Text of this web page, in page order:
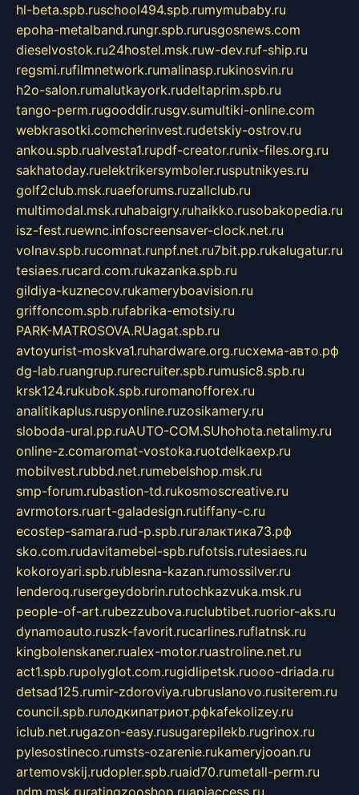
hl-beta.spb.ruschool494.spb.rumymubaby.ru
epoha-metalband.rungr.spb.rurusgosnews.com
dieselvostok.ru24hostel.msk.ruw-dev.ruf-ship.ru
regsmi.rufilmnetwork.rumalinasp.rukinosvin.ru
h2o-salon.rumalutkayork.rudeltaprim.spb.ru
tango-perm.rugooddir.rusgv.sumultiki-online.com
webkrasotki.comcherinvest.rudetskiy-ostrov.ru
ankou.spb.rualvesta1.rupdf-creator.runix-files.org.ru
sakhatoday.ruelektrikersymboler.rusputnikyes.ru
golf2club.msk.ruaeforums.ruzallclub.ru
multimodal.msk.ruhabaigry.ruhaikko.rusobakopedia.ru
isz-fest.ruewnc.infoscreensaver-clock.net.ru
volnav.spb.rucomnat.runpf.net.ru7bit.pp.rukalugatur.ru
tesiaes.rucard.com.rukazanka.spb.ru
gildiya-kuznecov.rukameryboavision.ru
griffoncom.spb.rufabrika-emotsiy.ru
PARK-MATROSOVA.RUagat.spb.ru
avtoyurist-moskva1.ruhardware.org.ruсхема-авто.рф
dg-lab.ruangrup.rurecruiter.spb.rumusic8.spb.ru
krsk124.rukubok.spb.ruromanofforex.ru
analitikaplus.ruspyonline.ruzosikamery.ru
sloboda-ural.pp.ruAUTO-COM.SUhohota.netalimy.ru
online-z.comaromat-vostoka.ruotdelkaexp.ru
mobilvest.rubbd.net.rumebelshop.msk.ru
smp-forum.rubastion-td.rukosmoscreative.ru
avrmotors.ruart-galadesign.rutiffany-c.ru
ecostep-samara.rud-p.spb.ruгалактика73.рф
sko.com.rudavitamebel-spb.rufotsis.rutesiaes.ru
kokoroyari.spb.rublesna-kazan.rumossilver.ru
lenderoq.rusergeydobrin.rutochkazvuka.msk.ru
people-of-art.rubezzubova.ruclubtibet.ruorior-aks.ru
dynamoauto.ruszk-favorit.rucarlines.ruflatnsk.ru
kingbolenskaner.rualex-motor.ruastroline.net.ru
act1.spb.rupolyglot.com.rugidlipetsk.ruooo-driada.ru
detsad125.rumir-zdoroviya.rubruslanovo.rusiterem.ru
council.spb.ruлодкипатриот.рфkafekolizey.ru
iclub.net.rugazon-easy.rusugarepilekb.rugrinox.ru
pylesostineco.rumsts-ozarenie.rukameryjooan.ru
artemovskij.rudopler.spb.ruaid70.rumetall-perm.ru
ndm.msk.ruratingzooshop.ruapiaccess.ru